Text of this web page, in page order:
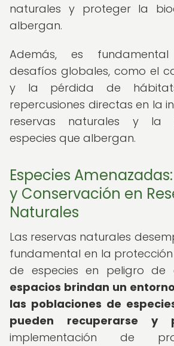
naturales y proteger la
albergan.
Además, es
desafíos globales, como el
y la pérdida de
repercusiones directas en la
reservas naturales y la
especies que albergan.
Especies
y Conservación en
Naturales
Las reservas naturales
fundamental en la
de especies en peligro de
espacios brindan un
las poblaciones de
pueden recuperarse y
implementación de